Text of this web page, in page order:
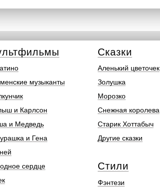
музыканты
и Карлсон
и Медведь
и Гена
сердце
Сказки
Аленький цветочек
Золушка
Морозко
Снежная королева
Старик Хоттабыч
Другие сказки
Стили
Фэнтези